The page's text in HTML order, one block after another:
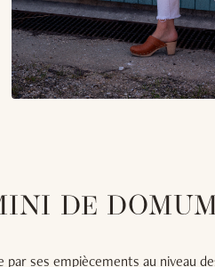
DE
par ses empiècements au niveau